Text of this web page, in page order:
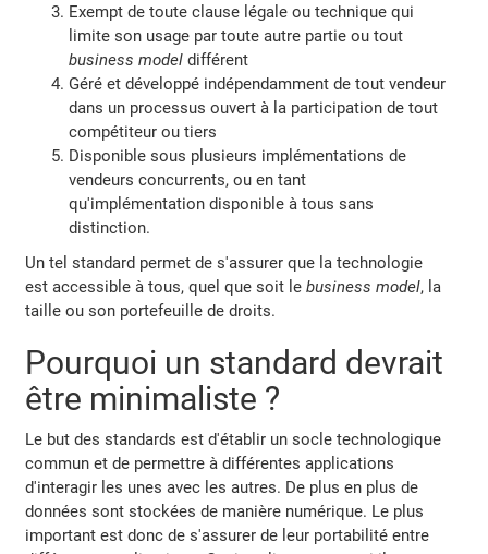
Exempt de toute clause légale ou technique qui
limite son usage par toute autre partie ou tout
business model différent
Géré et développé indépendamment de tout vendeur
dans un processus ouvert à la participation de tout
compétiteur ou tiers
Disponible sous plusieurs implémentations de
vendeurs concurrents, ou en tant
qu'implémentation disponible à tous sans
distinction.
Un tel standard permet de s'assurer que la technologie
est accessible à tous, quel que soit lebusiness model, la
taille ou son portefeuille de droits.
Pourquoi un standard devrait
être minimaliste ?
Le but des standards est d'établir un socle technologique
commun et de permettre à différentes applications
d'interagir les unes avec les autres. De plus en plus de
données sont stockées de manière numérique. Le plus
important est donc de s'assurer de leur portabilité entre